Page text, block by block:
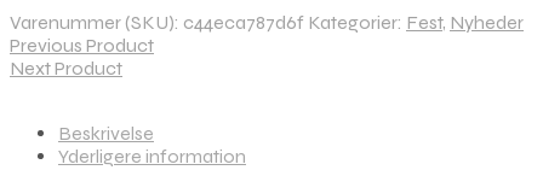
Varenummer (SKU): c44eca787d6f Kategorier: Fest, Nyheder
Previous Product
Next Product
Beskrivelse
Yderligere information